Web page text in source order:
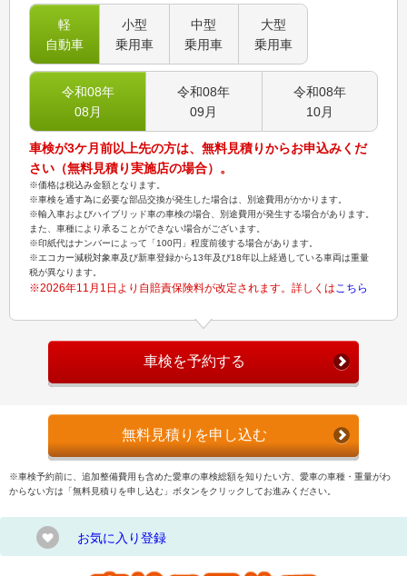
軽
自動車
小型
乗用車
中型
乗用車
大型
乗用車
令和08年
08 月
令和08年
09 月
令和08年
10月
車検が3ケ月前以上先の方は、無料見積りからお申込みくだ
さい（無料見積り実施店の場合）。
※価格は税込み金額となります。
※車検を通す為に必要な部品交換が発生した場合は、別途費用がかかります。
※輸入車およびハイブリッド車の車検の場合、別途費用が発生する場合があります。
また、車種により承ることができない場合がございます。
※印紙代はナンバーによって「100円」程度前後する場合があります。
※エコカー減税対象車及び新車登録から13年及び18年以上経過している車両は重量
税が異なります。
※2026年11月1日より自賠責保険料が改定されます。詳しくは こちら
車検を予約する
無料見積りを申し込む
※車検予約前に、追加整備費用も含めた愛車の車検総額を知りたい方、愛車の車種・重量がわ
からない方は「無料見積りを申し込む」ボタンをクリックしてお進みください。
お気に入り登録